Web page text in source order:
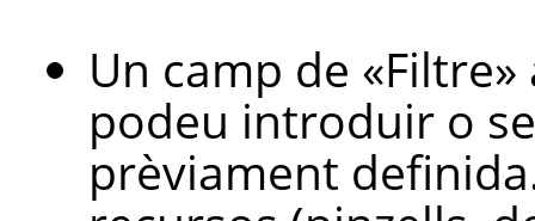
Un camp de «Filtre»
podeu introduir o
prèviament